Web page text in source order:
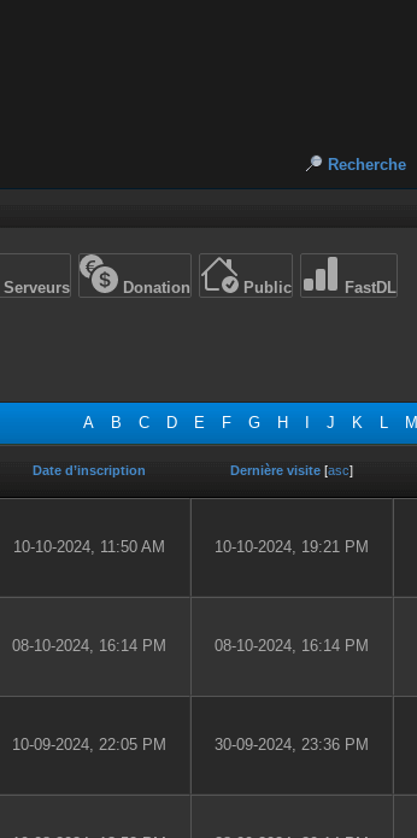
Recherche
Serveurs Donation Public FastDL
A B C D E F G H J K L M
Date d’inscription Dernière visite [asc]
10-10-2024, 11:50 AM 10-10-2024, 19:21 PM
08-10-2024, 16:14 PM 08-10-2024, 16:14 PM
10-09-2024, 22:05 PM 30-09-2024, 23:36 PM